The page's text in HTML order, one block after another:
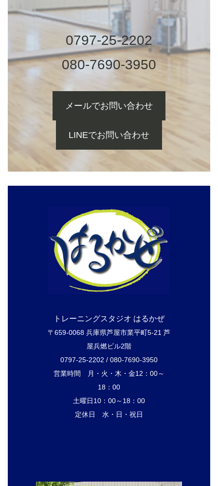
0797-25-2202
080-7690-3950
メールでお問い合わせ
LINEでお問い合わせ
トレーニングスタジオ はるかぜ
〒659-0068 兵庫県芦屋市業平町5-21 芦
屋兵燃ビル2階
0797-25-2202 / 080-7690-3950
営業時間 月・火・木・金12：00～
18：00
土曜日10：00～18：00
定休日 水・日・祝日